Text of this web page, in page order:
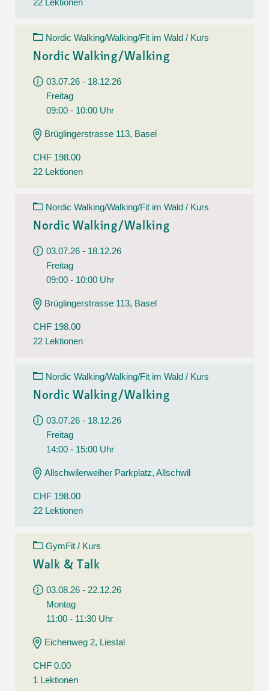
22 Lektionen
Nordic Walking/Walking/Fit im Wald / Kurs
Nordic Walking/Walking
03.07.26 - 18.12.26
Freitag
09:00 - 10:00 Uhr
Brüglingerstrasse 113, Basel
CHF 198.00
22 Lektionen
Nordic Walking/Walking/Fit im Wald / Kurs
Nordic Walking/Walking
03.07.26 - 18.12.26
Freitag
09:00 - 10:00 Uhr
Brüglingerstrasse 113, Basel
CHF 198.00
22 Lektionen
Nordic Walking/Walking/Fit im Wald / Kurs
Nordic Walking/Walking
03.07.26 - 18.12.26
Freitag
14:00 - 15:00 Uhr
Allschwilerweiher Parkplatz, Allschwil
CHF 198.00
22 Lektionen
GymFit / Kurs
Walk & Talk
03.08.26 - 22.12.26
Montag
11:00 - 11:30 Uhr
Eichenweg 2, Liestal
CHF 0.00
1 Lektionen